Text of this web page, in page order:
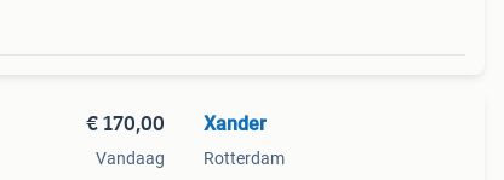
€ 170,00
Vandaag
Xander
Rotterdam